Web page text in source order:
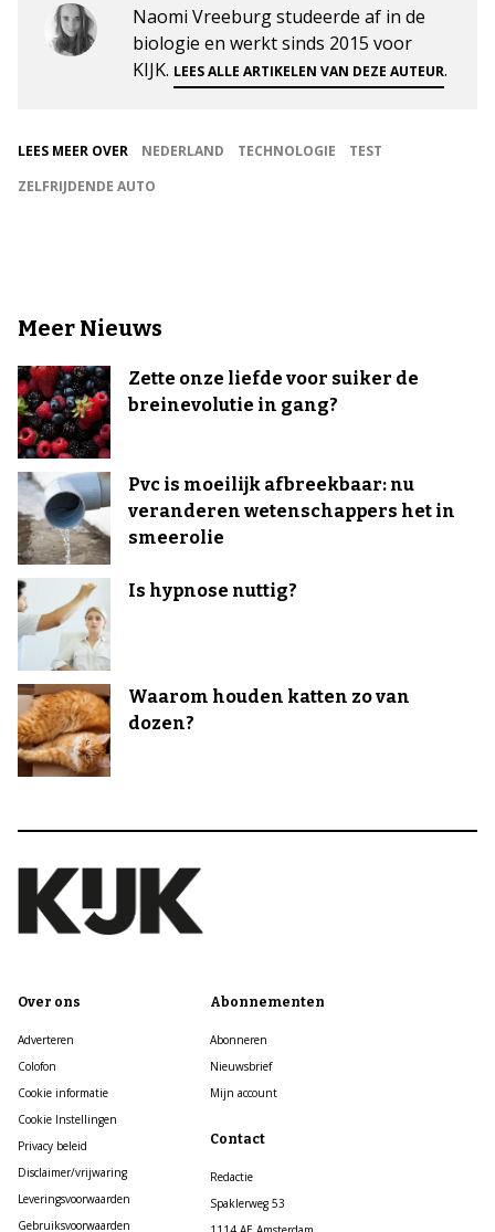
Naomi Vreeburg studeerde af in de
biologie en werkt sinds 2015 voor
KIJK. LEES ALLE ARTIKELEN VAN DEZE AUTEUR.
LEES MEER OVER NEDERLAND TECHNOLOGIE
TEST
ZELFRIJDENDE AUTO
Meer Nieuws
Zette onze liefde voor suiker de
breinevolutie in gang?
Pvc is moeilijk afbreekbaar: nu
veranderen wetenschappers het in
smeerolie
Is hypnose nuttig?
Waarom houden katten zo van
dozen?
Over ons
Adverteren
Colofon
Cookie informatie
Cookie Instellingen
Privacy beleid
Disclaimer/vrijwaring
Leveringsvoorwaarden
Gebruiksvoorwaarden
Abonnementen
Abonneren
Nieuwsbrief
Mijn account
Contact
Redactie
Spaklerweg 53